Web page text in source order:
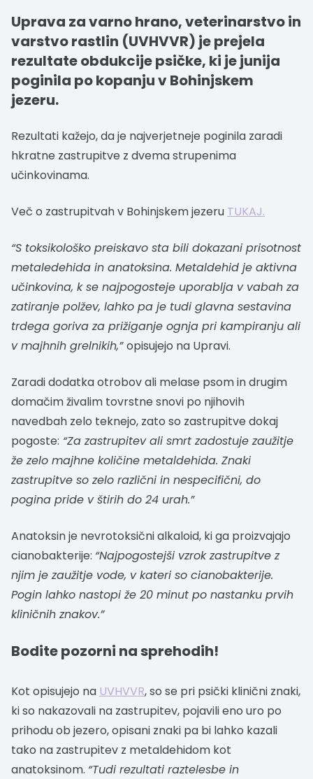
Uprava za varno hrano, veterinarstvo in
varstvo rastlin (UVHVVR) je prejela
rezultate obdukcije psičke, ki je junija
poginila po kopanju v Bohinjskem
jezeru.
Rezultati kažejo, da je najverjetneje poginila zaradi
hkratne zastrupitve z dvema strupenima
učinkovinama.
Več o zastrupitvah v Bohinjskem jezeru TUKAJ.
“S toksikološko preiskavo sta bili dokazani prisotnost
metaledehida in anatoksina. Metaldehid je aktivna
učinkovina, k se najpogosteje uporablja v vabah za
zatiranje polžev, lahko pa je tudi glavna sestavina
trdega goriva za prižiganje ognja pri kampiranju ali
v majhnih grelnikih,”opisujejo na Upravi.
Zaradi dodatka otrobov ali melase psom in drugim
domačim živalim tovrstne snovi po njihovih
navedbah zelo teknejo, zato so zastrupitve dokaj
pogoste: “Za zastrupitev ali smrt zadostuje zaužitje
že zelo majhne količine metaldehida. Znaki
zastrupitve so zelo različni in nespecifični, do
pogina pride v štirih do 24 urah.”
Anatoksin je nevrotoksični alkaloid, ki ga proizvajajo
cianobakterije: “Najpogostejši vzrok zastrupitve z
njim je zaužitje vode, v kateri so cianobakterije.
Pogin lahko nastopi že 20 minut po nastanku prvih
kliničnih znakov.”
Bodite pozorni na sprehodih!
Kot opisujejo na UVHVVR, so se pri psički klinični znaki,
ki so nakazovali na zastrupitev, pojavili eno uro po
prihodu ob jezero, opisani znaki pa bi lahko kazali
tako na zastrupitev z metaldehidom kot
anatoksinom. “Tudi rezultati raztelesbe in